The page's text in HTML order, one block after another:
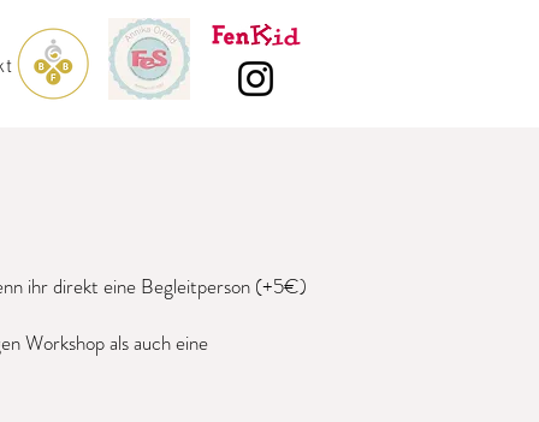
ihr direkt eine Begleitperson (+5€)
Workshop als auch eine